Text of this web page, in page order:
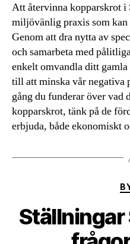
Att återvinna kopparskrot i
miljövänlig praxis som kan
Genom att dra nytta av
och samarbeta med
enkelt omvandla ditt
till att minska vår negativa
gång du funderar över vad
kopparskrot, tänk på de
erbjuda, både ekonomiskt
Ställningar